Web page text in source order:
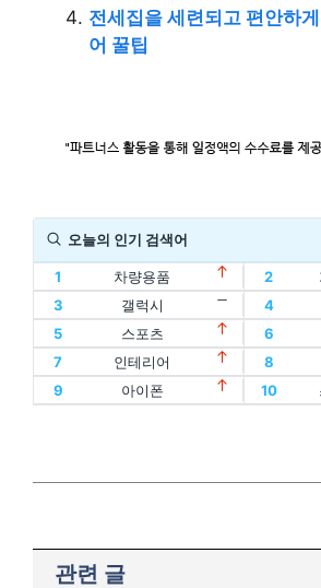
전세집을 세련되고 편안하
어 꿀팁
오늘의 인기 검색어
1
차량용품
11
할인
1
차량용품
11
할인
2
12
2
12
3
갤럭시
13
인텔
3
갤럭시
13
인텔
4
14
4
14
5
스포츠
15
홈트
5
스포츠
15
홈트
6
16
6
16
7
인테리어
17
에어팟
7
인테리어
17
에어팟
8
18
8
18
9
아이폰
19
폴드
10
20
관련 글